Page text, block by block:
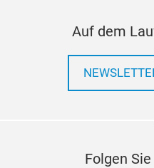
Auf dem
Folgen